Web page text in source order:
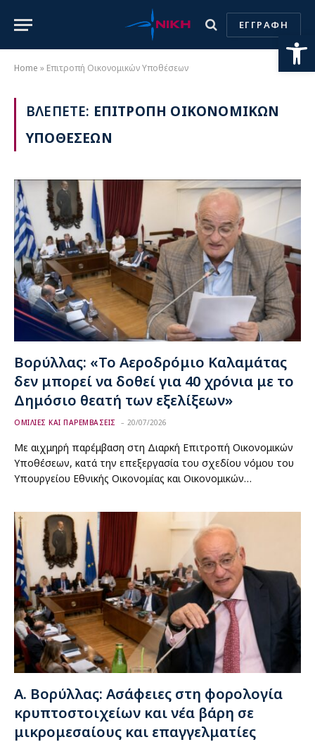
ΕΓΓΡΑΦΗ
Home » Επιτροπή Οικονομικών Υποθέσεων
ΒΛΕΠΕΤΕ: ΕΠΙΤΡΟΠΗ ΟΙΚΟΝΟΜΙΚΩΝ
ΥΠΟΘΕΣΕΩΝ
Βορύλλας: «Το Αεροδρόμιο Καλαμάτας
δεν μπορεί να δοθεί για 40 χρόνια με το
Δημόσιο θεατή των εξελίξεων»
ΟΜΙΛΙΕΣ ΚΑΙ ΠΑΡΕΜΒΑΣΕΙΣ 20/07/2026
Με αιχμηρή παρέμβαση στη Διαρκή Επιτροπή Οικονομικών
Υποθέσεων, κατά την επεξεργασία του σχεδίου νόμου του
Υπουργείου Εθνικής Οικονομίας και Οικονομικών…
Α. Βορύλλας: Ασάφειες στη φορολογία
κρυπτοστοιχείων και νέα βάρη σε
μικρομεσαίους και επαγγελματίες